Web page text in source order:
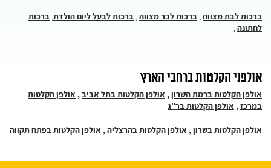
ברכות לבת מצווה, ברכות לבר מצווה, ברכות לבעל ליום הולדת, ברכות
לחתונה,
אולפני הקלטות ברחבי הארץ
אולפן הקלטות ברמת השרון, אולפן הקלטות בתל אביב, אולפן הקלטות
במרכז, אולפן הקלטות בר"ג
אולפן הקלטות בשרון, אולפן הקלטות בהרצליה, אולפן הקלטות בפתח תקווה